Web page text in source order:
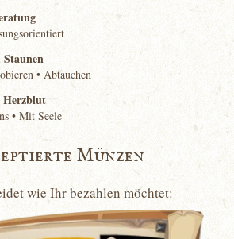
Staunen
• Abtauchen
Herzblut
• Mit Seele
Münzen
wie Ihr bezahlen möchtet: